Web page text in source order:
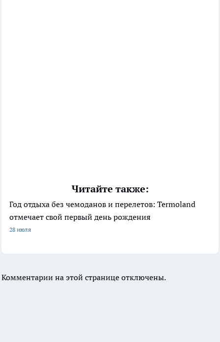
Читайте также:
Год отдыха без чемоданов и перелетов: Termoland
отмечает свой первый день рождения
28 июля
Комментарии на этой странице отключены.